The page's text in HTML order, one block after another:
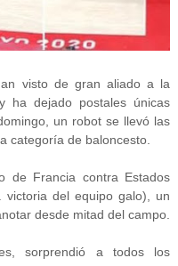
visto de gran aliado a la
ha dejado postales únicas
un robot se llevó las
categoría de baloncesto.
de Francia contra Estados
victoria del equipo galo), un
desde mitad del campo.
sorprendió a todos los